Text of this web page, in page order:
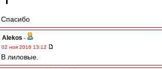
Спасибо
Alekos -
02 ноя 2016 13:12
В лиловые.